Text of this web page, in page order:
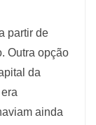
partir de
Outra opção
da
ainda